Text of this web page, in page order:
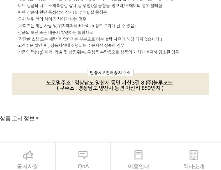
상품 고시 정보
공지사항 QnA 이용안내 회사소개